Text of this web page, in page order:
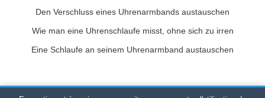
Den Verschluss eines Uhrenarmbands austauschen
Wie man eine Uhrenschlaufe misst, ohne sich zu irren
Eine Schlaufe an seinem Uhrenarmband austauschen